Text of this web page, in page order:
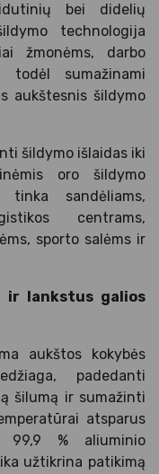
bei didelių
technologija
žmonėms, darbo
todėl sumažinami
aukštesnis šildymo
šildymo išlaidas iki
oro šildymo
tinka sandėliams,
centrams,
sporto salėms ir
ir lankstus galios
aukštos kokybės
padedanti
šilumą ir sumažinti
atsparus
99,9 % aliuminio
užtikrina patikimą